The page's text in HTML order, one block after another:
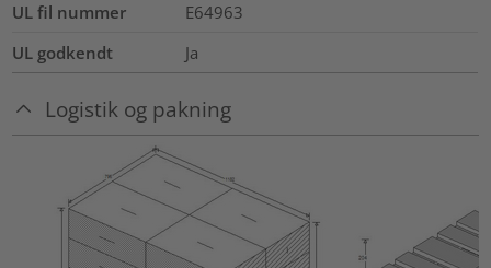
UL fil nummer
E64963
UL godkendt
Ja
Logistik og pakning